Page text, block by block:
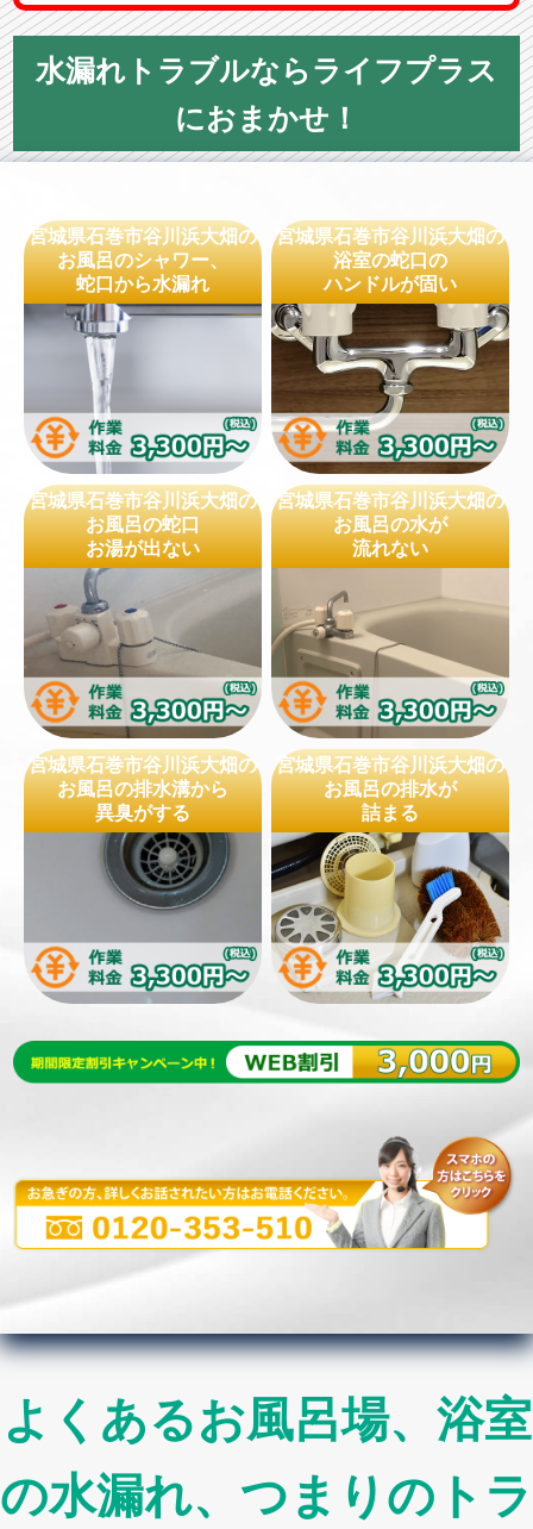
水漏れトラブルならライフプラス
におまかせ！
宮城県石巻市谷川浜大畑の
お風呂のシャワー、
蛇口から水漏れ
宮城県石巻市谷川浜大畑の
浴室の蛇口の
ハンドルが固い
宮城県石巻市谷川浜大畑の
お風呂の蛇口
お湯が出ない
宮城県石巻市谷川浜大畑の
お風呂の水が
流れない
宮城県石巻市谷川浜大畑の
お風呂の排水溝から
異臭がする
宮城県石巻市谷川浜大畑の
お風呂の排水が
詰まる
よくあるお風呂場、浴室
の水漏れ、つまりのトラ